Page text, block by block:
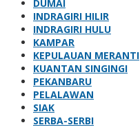
DUMAI
INDRAGIRI HILIR
INDRAGIRI HULU
KAMPAR
KEPULAUAN MERANTI
KUANTAN SINGINGI
PEKANBARU
PELALAWAN
SIAK
SERBA-SERBI